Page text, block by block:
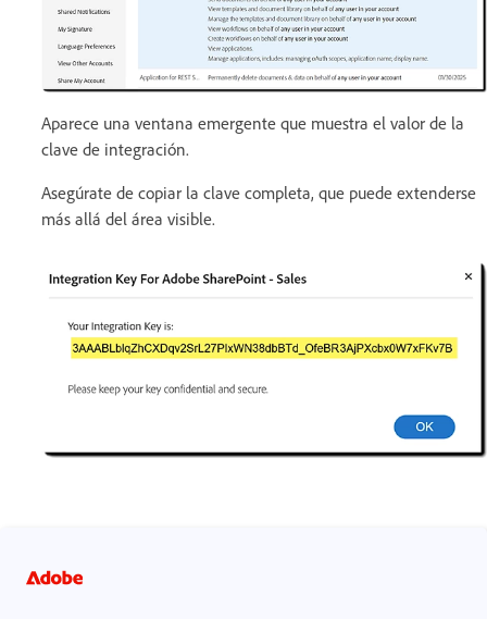
Aparece una ventana emergente que muestra el valor de la
clave de integración.
Asegúrate de copiar la clave completa, que puede extenderse
más allá del área visible.